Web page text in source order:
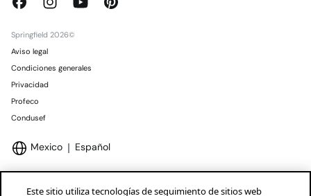
Springfield 2026©
Aviso legal
Condiciones generales
Privacidad
Profeco
Condusef
Mexico Español
Este sitio utiliza tecnologías de seguimiento de sitios web